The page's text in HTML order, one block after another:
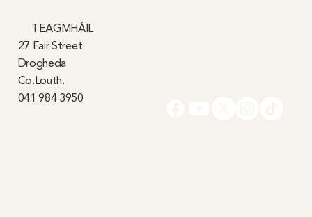
TEAGMHÁIL
27 Fair Street
Drogheda
Co.Louth.
041 984 3950